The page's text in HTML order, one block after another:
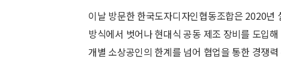
이날 방문한 한국도자디자인협동조합은 2020
방식에서 벗어나 현대식 공동 제조 장비를 도입
개별 소상공인의 한계를 넘어 협업을 통한 경쟁